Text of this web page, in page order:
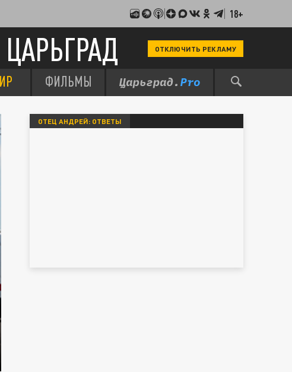
18+
ЦАРЬГРАД ОТКЛЮЧИТЬ РЕКЛАМУ
ФИЛЬМЫ
ОТЕЦ АНДРЕЙ: ОТВЕТЫ